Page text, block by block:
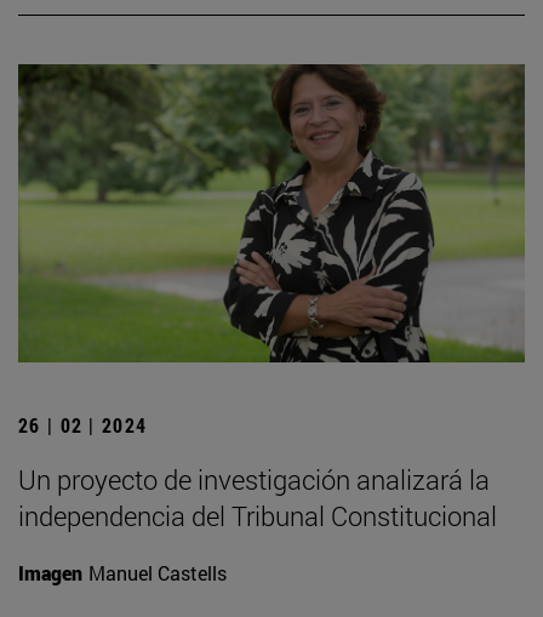
26 | 02 | 2024
Un proyecto de investigación analizará la
independencia del Tribunal Constitucional
Imagen Manuel Castells